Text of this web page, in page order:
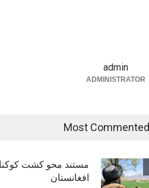
admin
ADMINISTRATOR
Most Commented
مستند محو کشت
افغانستان